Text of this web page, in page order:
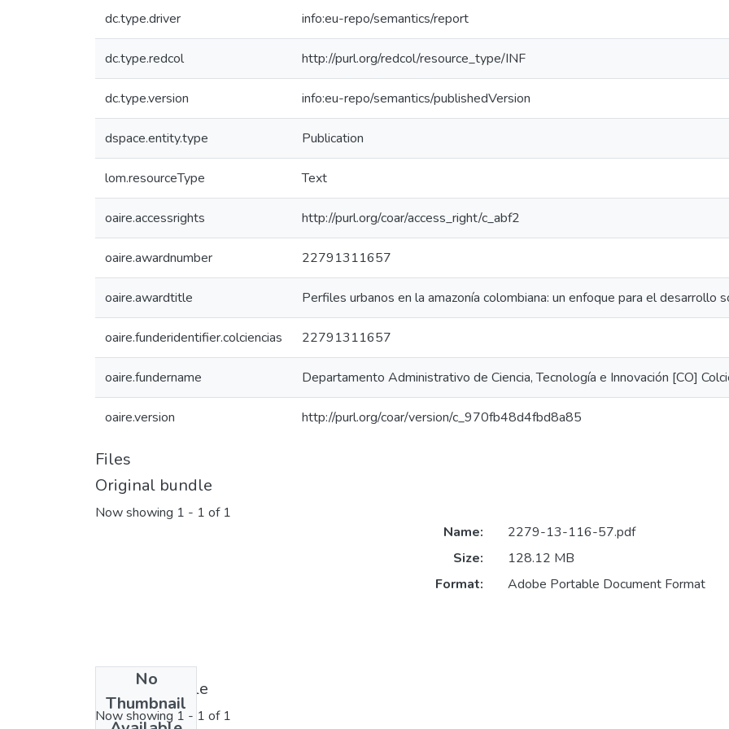
dc.type.driver info:eu-repo/semantics/report
dc.type.redcol http://purl.org/redcol/resource_type/INF
dc.type.version info:eu-repo/semantics/publishedVersion
dspace.entity.type Publication
lom.resourceType Text
oaire.accessrights http://purl.org/coar/access_right/c_abf2
oaire.awardnumber 22791311657
oaire.awardtitle Perfiles urbanos en la amazonía colombiana: un enfoque para el desarrollo
oaire.funderidentifier.colciencias 22791311657
oaire.fundername Departamento Administrativo de Ciencia, Tecnología e Innovación [CO]
oaire.version http://purl.org/coar/version/c_970fb48d4fbd8a85
Files
Original bundle
Now showing 1 - 1 of 1
No
Thumbnail
Name:
2279-13-116-57.pdf
Size:
128.12 MB
Format:
Adobe Portable Document Format
License bundle
Now showing 1 - 1 of 1